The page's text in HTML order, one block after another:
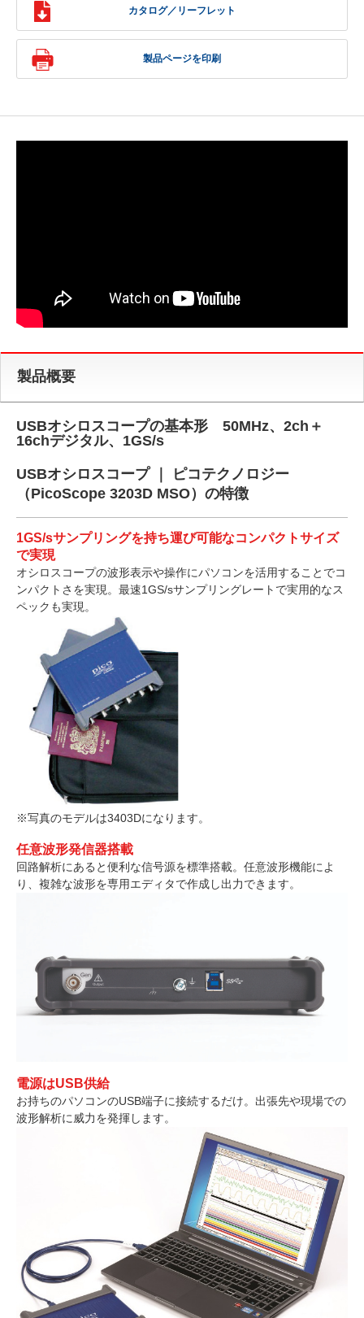
カタログ／リーフレット
製品ページを印刷
製品概要
USBオシロスコープの基本形 50MHz、2ch＋
16chデジタル、1GS/s
USBオシロスコープ ｜ ピコテクノロジー
（PicoScope 3203D MSO）の特徴
1GS/sサンプリングを持ち運び可能なコンパクトサイズ
で実現
オシロスコープの波形表示や操作にパソコンを活用することでコ
ンパクトさを実現。最速1GS/sサンプリングレートで実用的なス
ペックも実現。
※写真のモデルは3403Dになります。
任意波形発信器搭載
回路解析にあると便利な信号源を標準搭載。任意波形機能によ
り、複雑な波形を専用エディタで作成し出力できます。
電源はUSB供給
お持ちのパソコンのUSB端子に接続するだけ。出張先や現場での
波形解析に威力を発揮します。